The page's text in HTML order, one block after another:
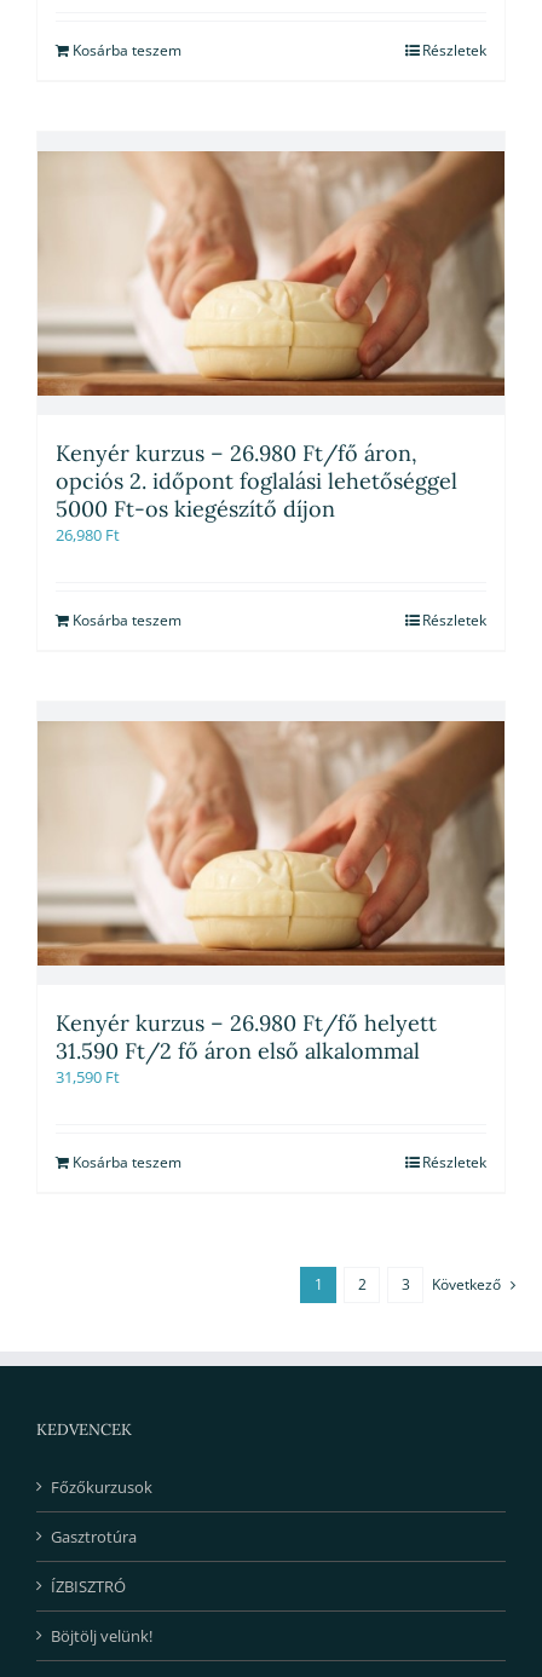
Kosárba teszem Részletek
Kenyér kurzus – 26.980 Ft/fő áron,
opciós 2. időpont foglalási lehetőséggel
5000 Ft-os kiegészítő díjon
26,980 Ft
Kosárba teszem Részletek
Kenyér kurzus – 26.980 Ft/fő helyett
31.590 Ft/2 fő áron első alkalommal
31,590 Ft
Kosárba teszem Részletek
1 2 3 Következő
KEDVENCEK
Főzőkurzusok
Gasztrotúra
ÍZBISZTRÓ
Böjtölj velünk!